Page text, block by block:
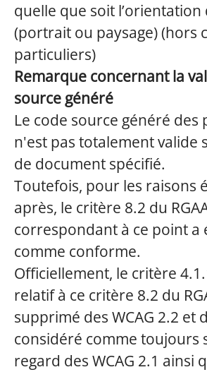
quelle que soit l’orientation
(portrait ou paysage) (hors
particuliers)
Remarque concernant la
source généré
Le code source généré des
n'est pas totalement valide
de document spécifié.
Toutefois, pour les raisons
après, le critère 8.2 du
correspondant à ce point a
comme conforme.
Officiellement, le critère
relatif à ce critère 8.2 du
supprimé des WCAG 2.2 et
considéré comme toujours
regard des WCAG 2.1 ainsi